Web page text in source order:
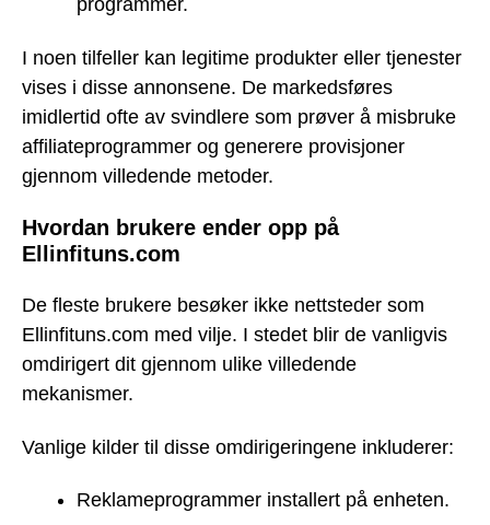
programmer.
I noen tilfeller kan legitime produkter eller tjenester
vises i disse annonsene. De markedsføres
imidlertid ofte av svindlere som prøver å misbruke
affiliateprogrammer og generere provisjoner
gjennom villedende metoder.
Hvordan brukere ender opp på
Ellinfituns.com
De fleste brukere besøker ikke nettsteder som
Ellinfituns.com med vilje. I stedet blir de vanligvis
omdirigert dit gjennom ulike villedende
mekanismer.
Vanlige kilder til disse omdirigeringene inkluderer:
Reklameprogrammer installert på enheten.